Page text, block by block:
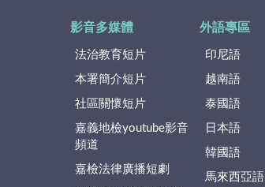
影音多媒體
法治教育短片
本署簡介短片
社區關懷短片
嘉義地檢youtube影音
頻道
嘉檢法律廣播短劇
外語專區
印尼語
越南語
泰國語
日本語
韓國語
馬來西亞語